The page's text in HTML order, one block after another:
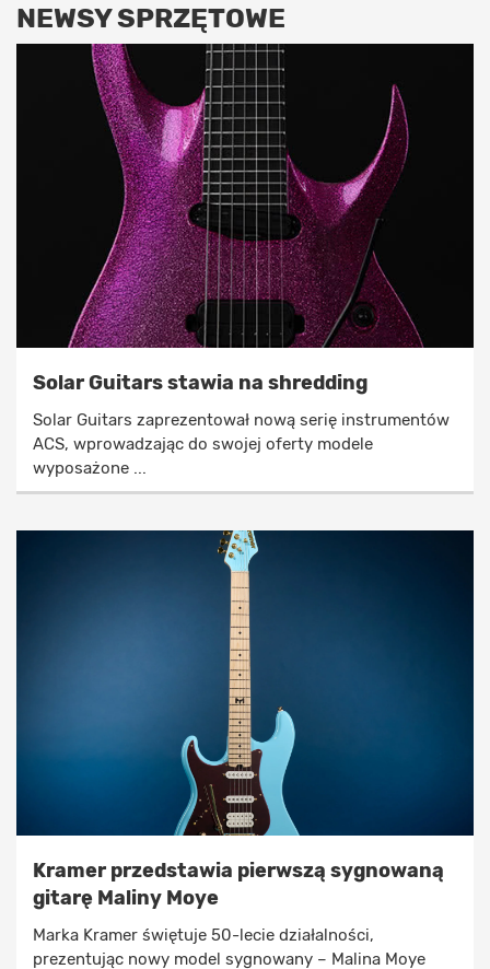
NEWSY SPRZĘTOWE
Solar Guitars stawia na shredding
Solar Guitars zaprezentował nową serię instrumentów
ACS, wprowadzając do swojej oferty modele
wyposażone ...
Kramer przedstawia pierwszą sygnowaną
gitarę Maliny Moye
Marka Kramer świętuje 50-lecie działalności,
prezentując nowy model sygnowany – Malina Moye